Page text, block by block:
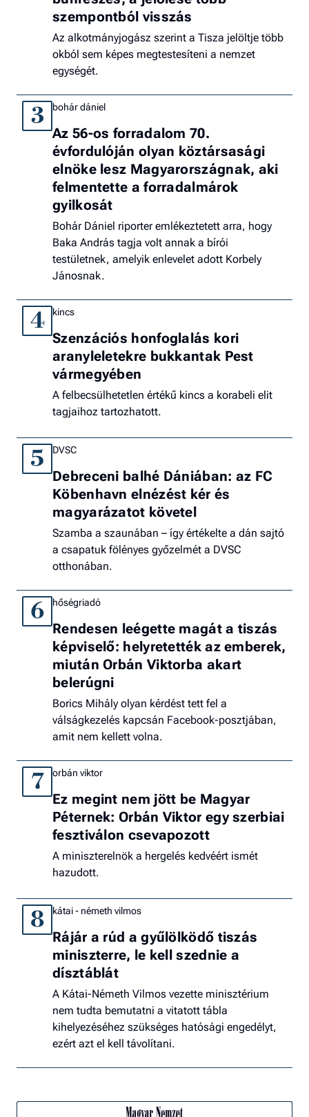
szempontból visszás
Az alkotmányjogász szerint a Tisza jelöltje több
okból sem képes megtestesíteni a nemzet
egységét.
3 bohár dániel
Az 56-os forradalom 70.
évfordulóján olyan köztársasági
elnöke lesz Magyarországnak, aki
felmentette a forradalmárok
gyilkosát
Bohár Dániel riporter emlékeztetett arra, hogy
Baka András tagja volt annak a bírói
testületnek, amelyik enlevelet adott Korbely
Jánosnak.
4 kincs
Szenzációs honfoglalás kori
aranyleletekre bukkantak Pest
vármegyében
A felbecsülhetetlen értékű kincs a korabeli elit
tagjaihoz tartozhatott.
5 DVSC
Debreceni balhé Dániában: az FC
Köbenhavn elnézést kér és
magyarázatot követel
Szamba a szaunában – így értékelte a dán sajtó
a csapatuk fölényes győzelmét a DVSC
otthonában.
6 hőségriadó
Rendesen leégette magát a tiszás
képviselő: helyretették az emberek,
miután Orbán Viktorba akart
belerúgni
Borics Mihály olyan kérdést tett fel a
válságkezelés kapcsán Facebook-posztjában,
amit nem kellett volna.
7 orbán viktor
Ez megint nem jött be Magyar
Péternek: Orbán Viktor egy szerbiai
fesztiválon csevapozott
A miniszterelnök a hergelés kedvéért ismét
hazudott.
8 kátai - németh vilmos
Rájár a rúd a gyűlölködő tiszás
miniszterre, le kell szednie a
dísztáblát
A Kátai-Németh Vilmos vezette minisztérium
nem tudta bemutatni a vitatott tábla
kihelyezéséhez szükséges hatósági engedélyt,
ezért azt el kell távolítani.